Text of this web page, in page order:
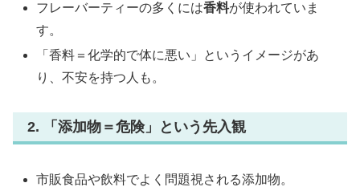
フレーバーティーの多くには香料が使われていま
す。
「香料＝化学的で体に悪い」というイメージがあ
り、不安を持つ人も。
2. 「添加物＝危険」という先入観
市販食品や飲料でよく問題視される添加物。